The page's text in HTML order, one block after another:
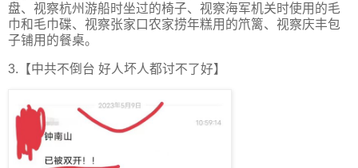
盘、视察杭州游船时坐过的椅子、视察海军机关时使用的毛
巾和毛巾碟、视察张家口农家捞年糕用的笊篱、视察庆丰包
子铺用的餐桌。
3.【中共不倒台 好人坏人都讨不了好】